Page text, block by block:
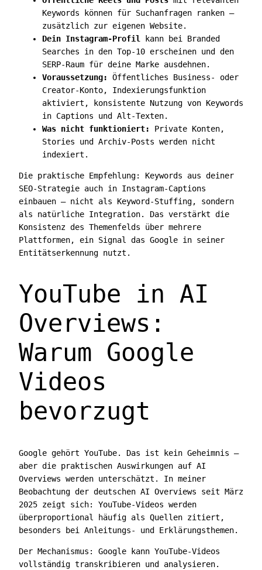
Keywords können für Suchanfragen ranken —
zusätzlich zur eigenen Website.
Dein Instagram-Profil
kann bei Branded
Searches in den Top-10 erscheinen und den
SERP-Raum für deine Marke ausdehnen.
Voraussetzung:
Öffentliches Business- oder
Creator-Konto, Indexierungsfunktion
aktiviert, konsistente Nutzung von Keywords
in Captions und Alt-Texten.
Was nicht funktioniert:
Private Konten,
Stories und Archiv-Posts werden nicht
indexiert.
Die praktische Empfehlung: Keywords aus deiner
SEO-Strategie auch in Instagram-Captions
einbauen — nicht als Keyword-Stuffing, sondern
als natürliche Integration. Das verstärkt die
Konsistenz des Themenfelds über mehrere
Plattformen, ein Signal das Google in seiner
Entitätserkennung nutzt.
YouTube in AI
Overviews:
Warum Google
Videos
bevorzugt
Google gehört YouTube. Das ist kein Geheimnis —
aber die praktischen Auswirkungen auf AI
Overviews werden unterschätzt. In meiner
Beobachtung der deutschen AI Overviews seit März
2025 zeigt sich: YouTube-Videos werden
überproportional häufig als Quellen zitiert,
besonders bei Anleitungs- und Erklärungsthemen.
Der Mechanismus: Google kann YouTube-Videos
vollständig transkribieren und analysieren.